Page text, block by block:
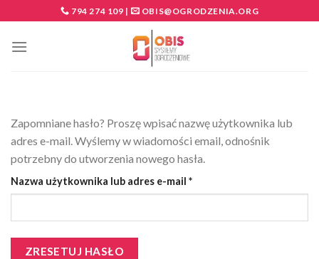
to
content
794 274 109 | OBIS@OGRODZENIA.ORG
Zapomniane hasło? Proszę wpisać nazwę użytkownika lub
adres e-mail. Wyślemy w wiadomości email, odnośnik
potrzebny do utworzenia nowego hasła.
Nazwa użytkownika lub adres e-mail *Wymagane
ZRESETUJ HASŁO